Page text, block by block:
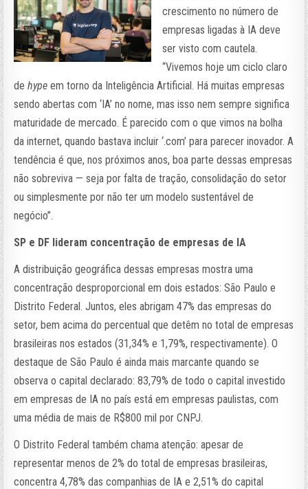
crescimento no número de
empresas ligadas à IA deve
ser visto com cautela.
“Vivemos hoje um ciclo claro
dehype em torno da Inteligência Artificial. Há muitas empresas
sendo abertas com ‘IA’ no nome, mas isso nem sempre significa
maturidade de mercado. É parecido com o que vimos na bolha
da internet, quando bastava incluir ‘.com’ para parecer inovador. A
tendência é que, nos próximos anos, boa parte dessas empresas
não sobreviva — seja por falta de tração, consolidação do setor
ou simplesmente por não ter um modelo sustentável de
negócio”.
SP e DF lideram concentração de empresas de IA
A distribuição geográfica dessas empresas mostra uma
concentração desproporcional em dois estados: São Paulo e
Distrito Federal. Juntos, eles abrigam 47% das empresas do
setor, bem acima do percentual que detêm no total de empresas
brasileiras nos estados (31,34% e 1,79%, respectivamente). O
destaque de São Paulo é ainda mais marcante quando se
observa o capital declarado: 83,79% de todo o capital investido
em empresas de IA no país está em empresas paulistas, com
uma média de mais de R$800 mil por CNPJ.
O Distrito Federal também chama atenção: apesar de
representar menos de 2% do total de empresas brasileiras,
concentra 4,78% das companhias de IA e 2,51% do capital